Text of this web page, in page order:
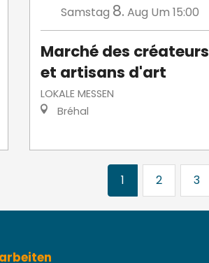
Samstag 8. Aug Um 15:00
Marché des créateurs
et artisans d'art
LOKALE MESSEN
Bréhal
1 2 3